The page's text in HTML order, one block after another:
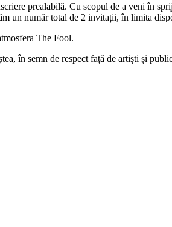
prealabilă. Cu scopul de a veni în
un număr total de 2 invitații, în limita
The Fool.
în semn de respect față de artiști și